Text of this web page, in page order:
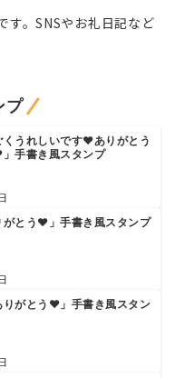
す。SNSやお礼日記など
プ
くうれしいです♥ありがとう
手書き風スタンプ
がとう♥」手書き風スタンプ
りがとう♥」手書き風スタン